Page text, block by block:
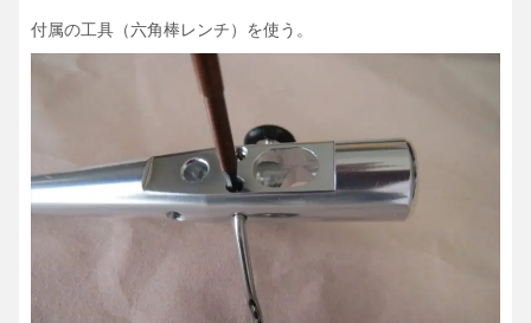
付属の工具（六角棒レンチ）を使う。